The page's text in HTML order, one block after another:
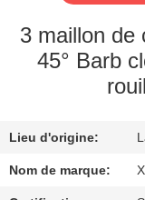
VISITE
D'USINE
DE
QUALITÉ
3 maillon de
45° Barb
Lieu d'origine:
Nom de marque: